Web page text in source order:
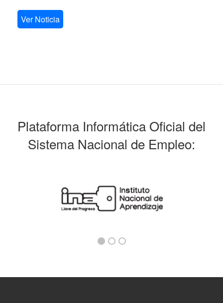
Ver Noticia
Plataforma Informática Oficial del
Sistema Nacional de Empleo: